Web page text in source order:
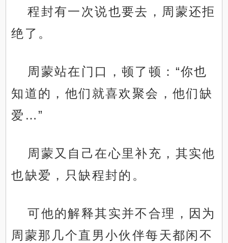
程封有一次说也要去，周蒙还拒
绝了。
周蒙站在门口，顿了顿：“你也
知道的，他们就喜欢聚会，他们缺
爱…”
周蒙又自己在心里补充，其实他
也缺爱，只缺程封的。
可他的解释其实并不合理，因为
周蒙那几个直男小伙伴每天都闲不